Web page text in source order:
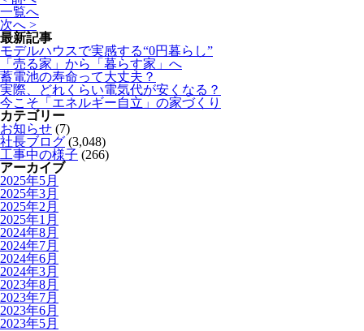
一覧へ
次へ >
最新記事
モデルハウスで実感する“0円暮らし”
「売る家」から「暮らす家」へ
蓄電池の寿命って大丈夫？
実際、どれくらい電気代が安くなる？
今こそ「エネルギー自立」の家づくり
カテゴリー
お知らせ (7)
社長ブログ (3,048)
工事中の様子 (266)
アーカイブ
2025年5月
2025年3月
2025年2月
2025年1月
2024年8月
2024年7月
2024年6月
2024年3月
2023年8月
2023年7月
2023年6月
2023年5月